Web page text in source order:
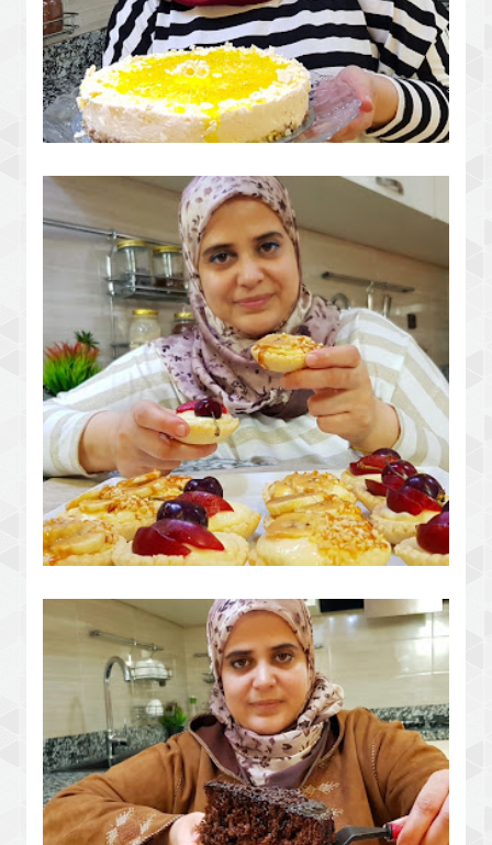
طورطة كلاصي هي اللي تنفع فهد الحر
نوضي دابا وجديها بمقادير بسيطة
بدون زبدة أو قوالب حضري ألذ تارتوليت
باردة بكريمة تحفة